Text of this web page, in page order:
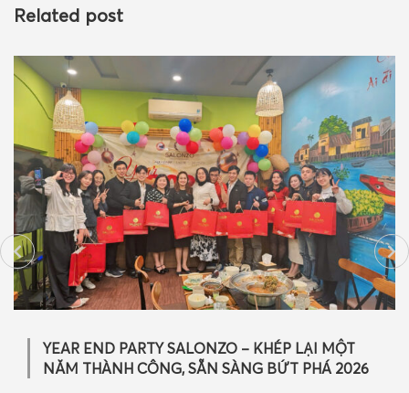
Related post
Ông Trần Hoàn Sinh – Tổng Giám đốc Công ty CP
Mỹ phẩm Salonzo: ‘Chất lượng và sự chuyên
nghiệp là nền tảng của mọi giá trị’
15/01/2026